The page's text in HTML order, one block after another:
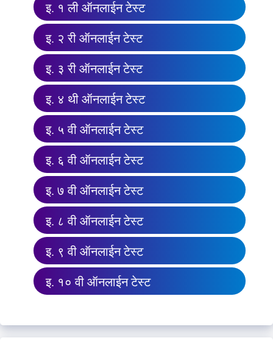
इ. १ ली ऑनलाईन टेस्ट
इ. २ री ऑनलाईन टेस्ट
इ. ३ री ऑनलाईन टेस्ट
इ. ४ थी ऑनलाईन टेस्ट
इ. ५ वी ऑनलाईन टेस्ट
इ. ६ वी ऑनलाईन टेस्ट
इ. ७ वी ऑनलाईन टेस्ट
इ. ८ वी ऑनलाईन टेस्ट
इ. ९ वी ऑनलाईन टेस्ट
इ. १० वी ऑनलाईन टेस्ट